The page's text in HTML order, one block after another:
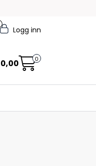
Logg inn
0,00 0